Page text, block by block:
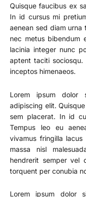
Quisque faucibus ex
In id cursus mi
aenean sed diam urna
nec metus bibendum
lacinia integer nunc
aptent taciti
inceptos himenaeos.
Lorem ipsum dolor
adipiscing elit.
sem placerat. In id
Tempus leo eu
vivamus fringilla
massa nisl
hendrerit semper vel
torquent per conubia
Lorem ipsum dolor